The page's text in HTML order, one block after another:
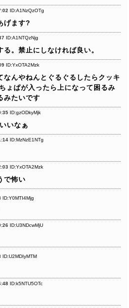
ID:A1NzQzOTg
げます?
ID:A1NTQzNjg
。禁止にしなければ良い。
ID:YxOTA2Mzk
なんやねんとぐるぐるしたらクッキ
ょぱが入ったら上になって困るみ
みたいです
ID:gzODkyMjk
いなぁ
ID:MzNzE1NTg
ID:YxOTA2Mzk
で怖い
ID:Y0MTI4Mjg
ID:U3NDcwMjU
ID:U2MDIyMTM
ID:k5NTU5OTc